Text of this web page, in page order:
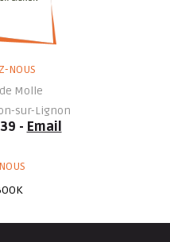
NOUS
Molle
sur-Lignon
- Email